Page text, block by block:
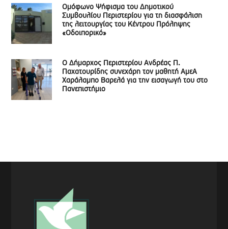
Ομόφωνο Ψήφισμα του Δημοτικού
Συμβουλίου Περιστερίου για τη διασφάλιση
της λειτουργίας του Κέντρου Πρόληψης
«Οδοιπορικό»
Ο Δήμαρχος Περιστερίου Ανδρέας Π.
Παχατουρίδης συνεχάρη τον μαθητή ΑμεΑ
Χαράλαμπο Βαρελά για την εισαγωγή του στο
Πανεπιστήμιο